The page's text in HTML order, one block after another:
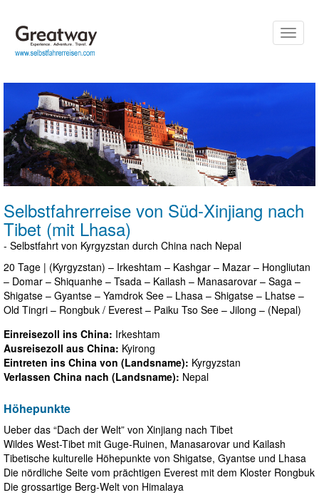
Toggle
Selbstfahrerreise von Süd-Xinjiang nach
Tibet (mit Lhasa)
- Selbstfahrt von Kyrgyzstan durch China nach Nepal
20 Tage | (Kyrgyzstan) – Irkeshtam – Kashgar – Mazar – Hongliutan
– Domar – Shiquanhe – Tsada – Kailash – Manasarovar – Saga –
Shigatse – Gyantse – Yamdrok See – Lhasa – Shigatse – Lhatse –
Old Tingri – Rongbuk / Everest – Paiku Tso See – Jilong – (Nepal)
Einreisezoll ins China: Irkeshtam
Ausreisezoll aus China: Kyirong
Eintreten ins China von (Landsname): Kyrgyzstan
Verlassen China nach (Landsname): Nepal
Höhepunkte
Ueber das “Dach der Welt” von Xinjiang nach Tibet
Wildes West-Tibet mit Guge-Ruinen, Manasarovar und Kailash
Tibetische kulturelle Höhepunkte von Shigatse, Gyantse und Lhasa
Die nördliche Seite vom prächtigen Everest mit dem Kloster Rongbuk
Die grossartige Berg-Welt von Himalaya